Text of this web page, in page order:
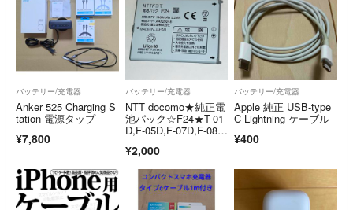
バッテリー/充電器
Anker 525 Charging S
tation 電源タップ
¥7,800
バッテリー/充電器
NTT docomo★純正電
池パック☆F24★T-01
D,F-05D,F-07D,F-08D
☆送料無料
¥2,000
バッテリー/充電器
Apple 純正 USB-type
C Lightning ケーブル
¥400